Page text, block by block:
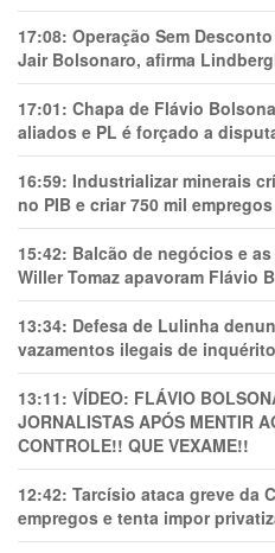
17:08: Operação Sem
Jair Bolsonaro, afirma
17:01: Chapa de Flávio
aliados e PL é forçado a
16:59: Industrializar minerais
no PIB e criar 750 mil
15:42: Balcão de negócios e
Willer Tomaz apavoram Flávio
13:34: Defesa de Lulinha
vazamentos ilegais de
13:11: VÍDEO: FLÁVIO
JORNALISTAS APÓS MENTIR
CONTROLE!! QUE VEXAME!!
12:42: Tarcísio ataca greve da
empregos e tenta impor